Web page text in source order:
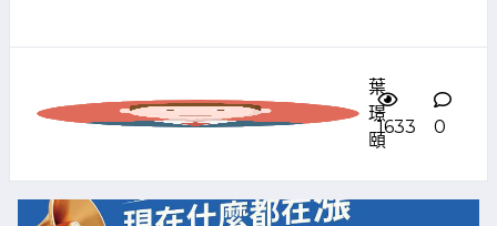
葉
璟
頤
1633 0